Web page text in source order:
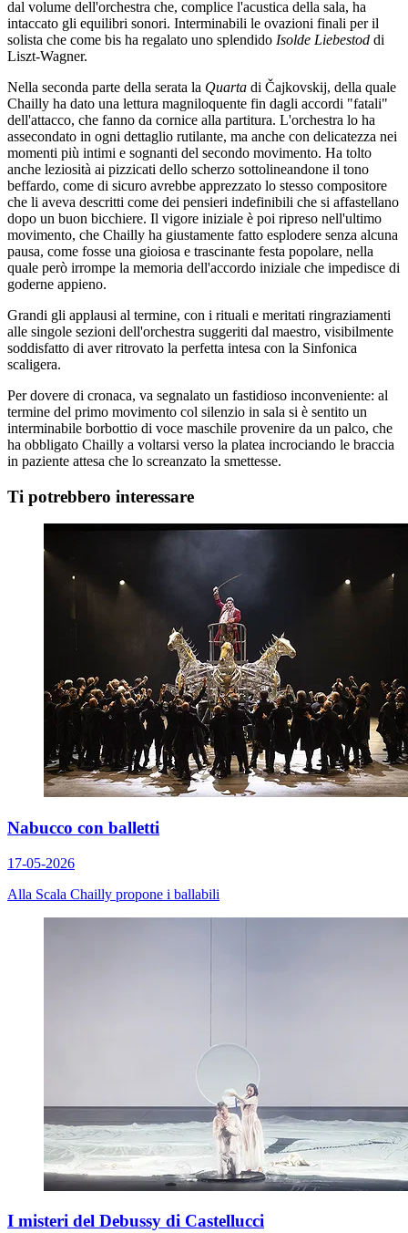
dal volume dell'orchestra che, complice l'acustica della sala, ha
intaccato gli equilibri sonori. Interminabili le ovazioni finali per il
solista che come bis ha regalato uno splendido Isolde Liebestod di
Liszt-Wagner.
Nella seconda parte della serata la Quarta di Čajkovskij, della quale
Chailly ha dato una lettura magniloquente fin dagli accordi "fatali"
dell'attacco, che fanno da cornice alla partitura. L'orchestra lo ha
assecondato in ogni dettaglio rutilante, ma anche con delicatezza nei
momenti più intimi e sognanti del secondo movimento. Ha tolto
anche leziosità ai pizzicati dello scherzo sottolineandone il tono
beffardo, come di sicuro avrebbe apprezzato lo stesso compositore
che li aveva descritti come dei pensieri indefinibili che si affastellano
dopo un buon bicchiere. Il vigore iniziale è poi ripreso nell'ultimo
movimento, che Chailly ha giustamente fatto esplodere senza alcuna
pausa, come fosse una gioiosa e trascinante festa popolare, nella
quale però irrompe la memoria dell'accordo iniziale che impedisce di
goderne appieno.
Grandi gli applausi al termine, con i rituali e meritati ringraziamenti
alle singole sezioni dell'orchestra suggeriti dal maestro, visibilmente
soddisfatto di aver ritrovato la perfetta intesa con la Sinfonica
scaligera.
Per dovere di cronaca, va segnalato un fastidioso inconveniente: al
termine del primo movimento col silenzio in sala si è sentito un
interminabile borbottio di voce maschile provenire da un palco, che
ha obbligato Chailly a voltarsi verso la platea incrociando le braccia
in paziente attesa che lo screanzato la smettesse.
Ti potrebbero interessare
Nabucco con balletti
17-05-2026
Alla Scala Chailly propone i ballabili
I misteri del Debussy di Castellucci